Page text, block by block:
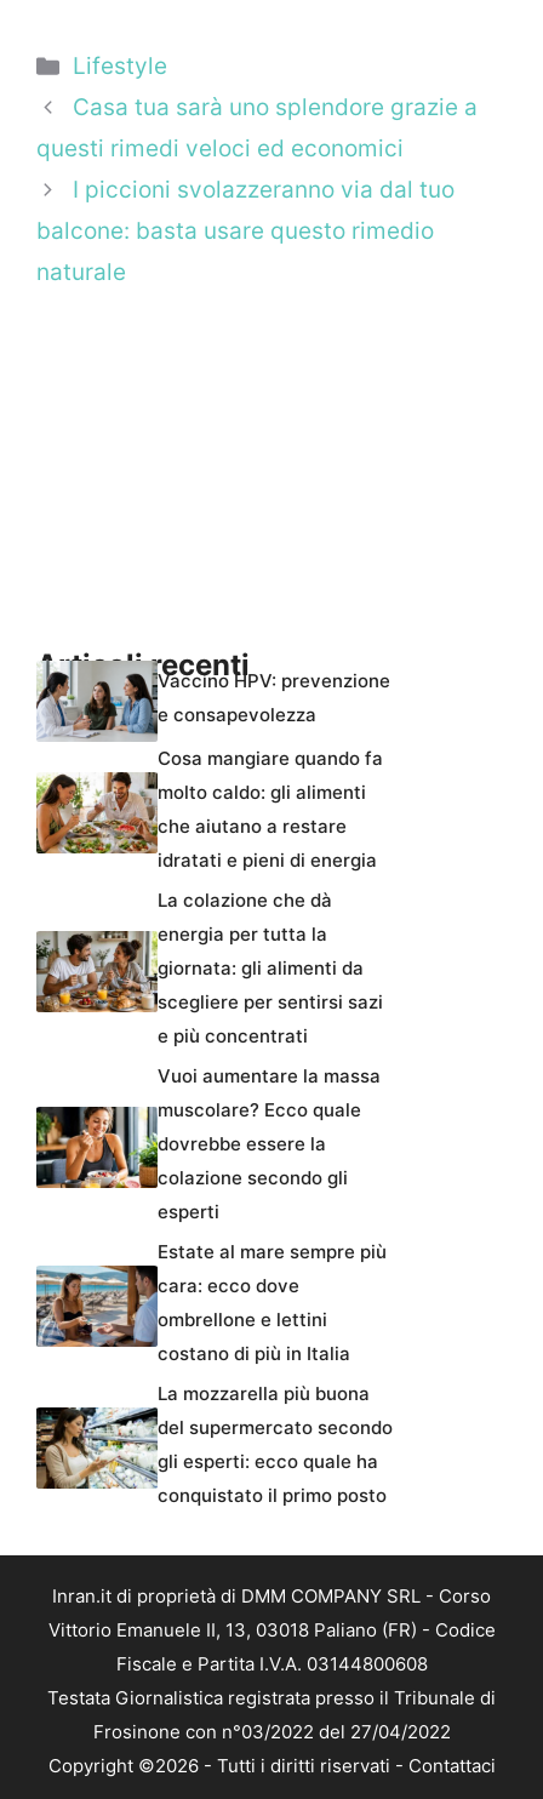
Categorie
Lifestyle
Casa tua sarà uno splendore grazie a
questi rimedi veloci ed economici
I piccioni svolazzeranno via dal tuo
balcone: basta usare questo rimedio
naturale
Articoli recentiVaccino HPV: prevenzione
e consapevolezza
Cosa mangiare quando fa
molto caldo: gli alimenti
che aiutano a restare
idratati e pieni di energia
La colazione che dà
energia per tutta la
giornata: gli alimenti da
scegliere per sentirsi sazi
e più concentrati
Vuoi aumentare la massa
muscolare? Ecco quale
dovrebbe essere la
colazione secondo gli
esperti
Estate al mare sempre più
cara: ecco dove
ombrellone e lettini
costano di più in Italia
La mozzarella più buona
del supermercato secondo
gli esperti: ecco quale ha
conquistato il primo posto
Inran.it di proprietà di DMM COMPANY SRL - Corso
Vittorio Emanuele II, 13, 03018 Paliano (FR) - Codice
Fiscale e Partita I.V.A. 03144800608
Testata Giornalistica registrata presso il Tribunale di
Frosinone con n°03/2022 del 27/04/2022
Copyright ©2026 - Tutti i diritti riservati - Contattaci